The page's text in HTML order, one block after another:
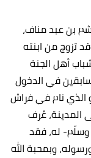
بن عبد مناف،
تزوج من ابنته
أهل الجنة
في الدخول
الذي نام في فراش
المدينة، عُرف
وسلّم- له، فقد
وبمحبة الله